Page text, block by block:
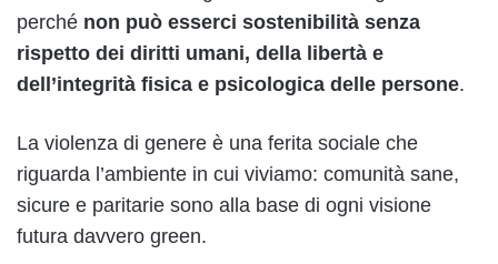
perché non può esserci sostenibilità senza
rispetto dei diritti umani, della libertà e
dell’integrità fisica e psicologica delle persone.
La violenza di genere è una ferita sociale che
riguarda l’ambiente in cui viviamo: comunità sane,
sicure e paritarie sono alla base di ogni visione
futura davvero green.